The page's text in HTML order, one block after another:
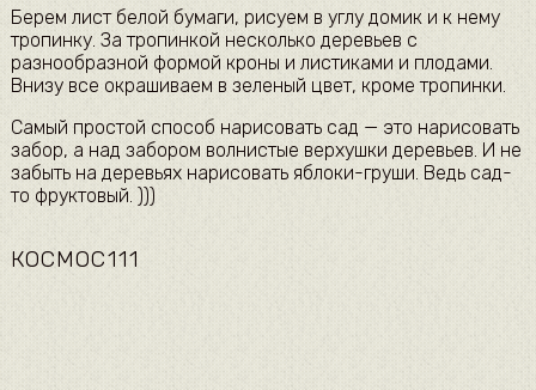
​Берем лист белой бумаги, рисуем в углу домик и к нему
тропинку. За тропинкой несколько деревьев с
разнообразной формой кроны и листиками и плодами.
Внизу все окрашиваем в зеленый цвет, кроме тропинки.​
​Самый простой способ нарисовать сад — это нарисовать
забор, а над забором волнистые верхушки деревьев. И не
забыть на деревьях нарисовать яблоки-груши. Ведь сад-
то фруктовый. )))​
КОСМОС111